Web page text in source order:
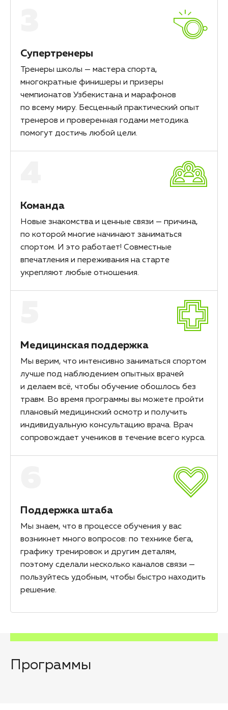
Супертренеры
Тренеры школы — мастера спорта,
многократные финишеры и призеры
чемпионатов Узбекистана и марафонов
по всему миру. Бесценный практический опыт
тренеров и проверенная годами методика
помогут достичь любой цели.
Команда
Новые знакомства и ценные связи — причина,
по которой многие начинают заниматься
спортом. И это работает! Совместные
впечатления и переживания на старте
укрепляют любые отношения.
Медицинская поддержка
Мы верим, что интенсивно заниматься спортом
лучше под наблюдением опытных врачей
и делаем всё, чтобы обучение обошлось без
травм. Во время программы вы можете пройти
плановый медицинский осмотр и получить
индивидуальную консультацию врача. Врач
сопровождает учеников в течение всего курса.
Поддержка штаба
Мы знаем, что в процессе обучения у вас
возникнет много вопросов: по технике бега,
графику тренировок и другим деталям,
поэтому сделали несколько каналов связи —
пользуйтесь удобным, чтобы быстро находить
решение.
Программы